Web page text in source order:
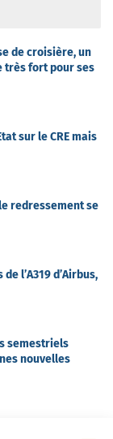
de croisière, un
très fort pour ses
sur le CRE mais
redressement se
l’A319 d’Airbus,
semestriels
nouvelles